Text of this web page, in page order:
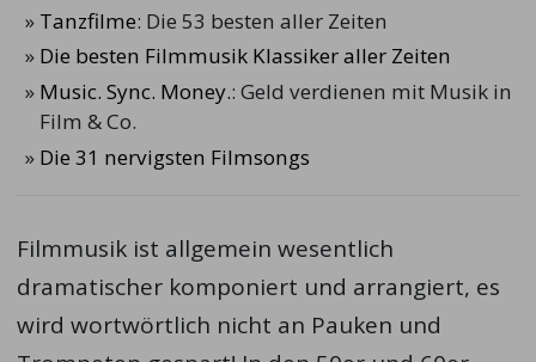
Tanzfilme: Die 53 besten aller Zeiten
Die besten Filmmusik Klassiker aller Zeiten
Music. Sync. Money.: Geld verdienen mit Musik in
Film & Co.
Die 31 nervigsten Filmsongs
Filmmusik ist allgemein wesentlich
dramatischer komponiert und arrangiert, es
wird wortwörtlich nicht an Pauken und